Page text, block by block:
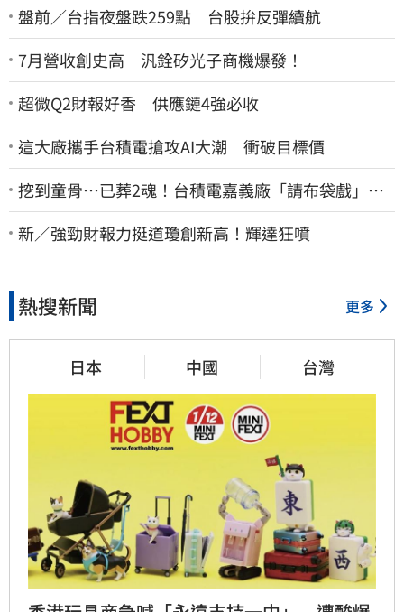
盤前／台指夜盤跌259點 台股拚反彈續航
7月營收創史高 汎銓矽光子商機爆發！
超微Q2財報好香 供應鏈4強必收
這大廠攜手台積電搶攻AI大潮 衝破目標價
挖到童骨…已葬2魂！台積電嘉義廠「請布袋戲」原
因曝
新／強勁財報力挺道瓊創新高！輝達狂噴
熱搜新聞 更多
日本 中國 台灣